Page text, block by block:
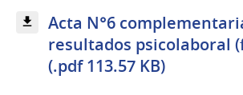
Acta N°6
resultados psicolaboral
(.pdf 113.57 KB)